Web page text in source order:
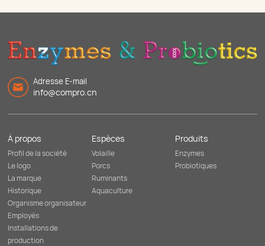
Adresse E-mail
info@compro.cn
À propos
Profil de la société
Le logo
La marque
Historique
Organisme organisateur
Employés
Installations de
production
Espèces
Volaille
Porcs
Ruminants
Aquaculture
Produits
Enzymes
Probiotiques